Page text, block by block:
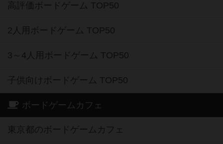
高評価ボードゲーム TOP50
2人用ボードゲーム TOP50
3～4人用ボードゲーム TOP50
子供向けボードゲーム TOP50
ボードゲームカフェ
東京都のボードゲームカフェ